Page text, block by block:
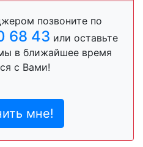
позвоните по
68 43 или оставьте
в ближайшее время
с Вами!
мне!